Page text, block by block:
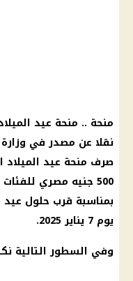
منحة .. منحة عيد
نقلا عن مصدر في وزارة
صرف منحة عيد الميلاد
500 جنيه مصري
بمناسبة قرب حلول عيد
يوم 7 يناير 2025.
وفي السطور التالية